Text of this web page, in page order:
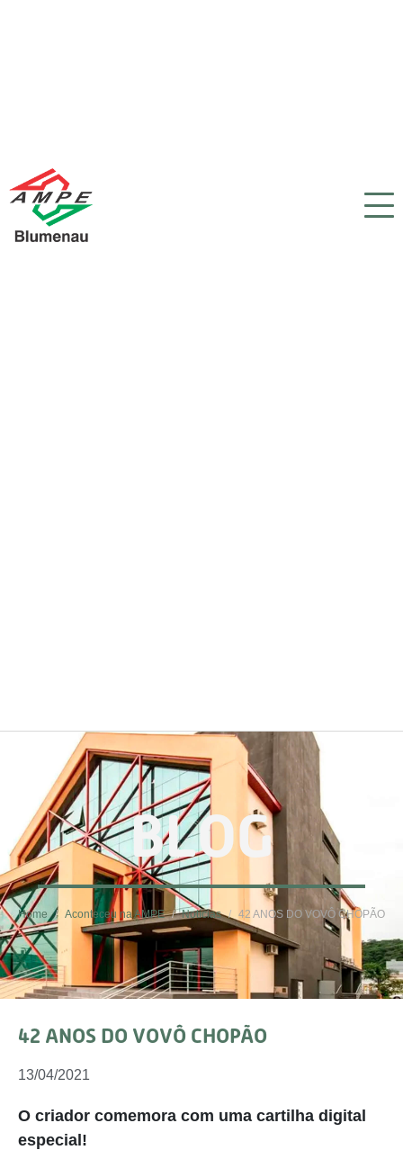
BLOG
Home Aconteceu na AMPE Notícias 42 ANOS DO VOVÔ CHOPÃO
42 ANOS DO VOVÔ CHOPÃO
13/04/2021
O criador comemora com uma cartilha digital
especial!